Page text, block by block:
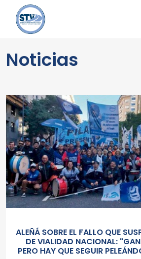
Noticias
ALEÑÁ SOBRE EL FALLO QUE
DE VIALIDAD NACIONAL:
PERO HAY QUE SEGUIR